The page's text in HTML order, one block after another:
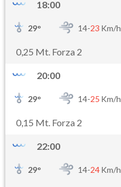
18:00
29° 14-23 Km/h
0,25 Mt. Forza 2
20:00
29° 14-25 Km/h
0,15 Mt. Forza 2
22:00
29° 14-24Km/h